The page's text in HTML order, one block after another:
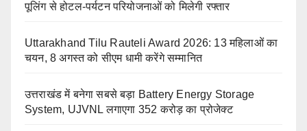
पूलिंग से होटल-पर्यटन परियोजनाओं को मिलेगी रफ्तार
Uttarakhand Tilu Rauteli Award 2026: 13 महिलाओं का
चयन, 8 अगस्त को सीएम धामी करेंगे सम्मानित
उत्तराखंड में बनेगा सबसे बड़ा Battery Energy Storage
System, UJVNL लगाएगा 352 करोड़ का प्रोजेक्ट